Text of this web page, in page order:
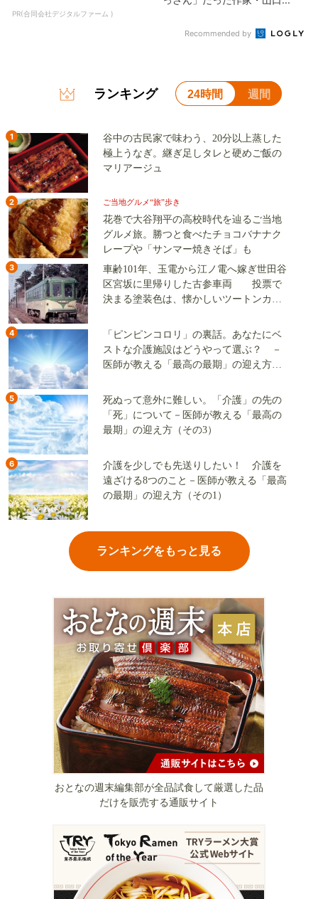
PR(合同会社デジタルファーム )
Recommended by
ランキング 24時間 週間
1
谷中の古民家で味わう、20分以上蒸した
極上うなぎ。継ぎ足しタレと硬めご飯の
マリアージュ
2 ご当地グルメ“旅”歩き
花巻で大谷翔平の高校時代を辿るご当地
グルメ旅。勝つと食べたチョコバナナク
レープや「サンマー焼きそば」も
3
車齢101年、玉電から江ノ電へ嫁ぎ世田谷
区宮坂に里帰りした古参車両 投票で
決まる塗装色は、懐かしいツートンカラ
4
「ピンピンコロリ」の裏話。あなたにベ
ストな介護施設はどうやって選ぶ？ －
医師が教える「最高の最期」の迎え方
5
死ぬって意外に難しい。「介護」の先の
「死」について－医師が教える「最高の
最期」の迎え方（その3）
6
介護を少しでも先送りしたい！ 介護を
遠ざける8つのこと－医師が教える「最高
の最期」の迎え方（その1）
ランキングをもっと見る
おとなの週末編集部が全品試食して厳選した品
だけを販売する通販サイト